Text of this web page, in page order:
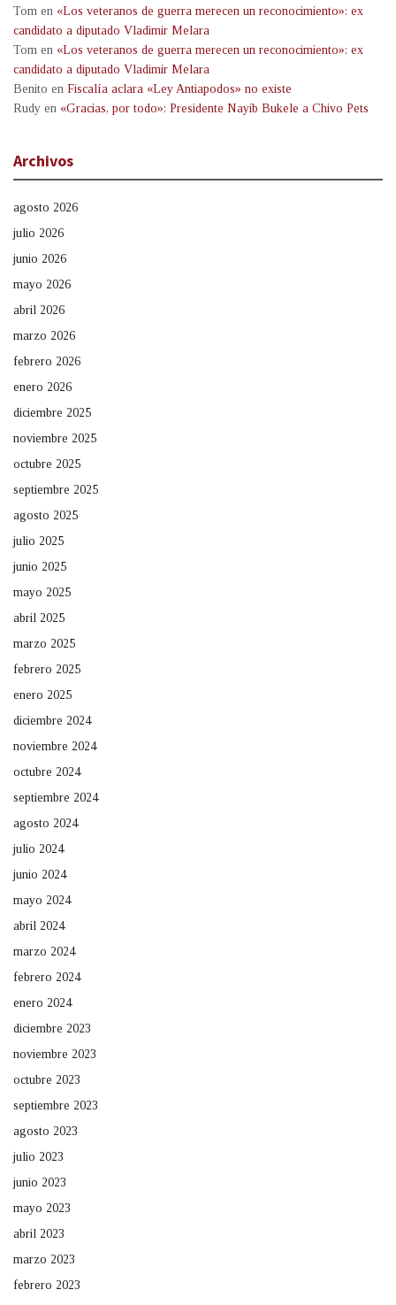
Tom en «Los veteranos de guerra merecen un reconocimiento»: ex
candidato a diputado Vladimir Melara
Tom en «Los veteranos de guerra merecen un reconocimiento»: ex
candidato a diputado Vladimir Melara
Benito en Fiscalía aclara «Ley Antiapodos» no existe
Rudy en «Gracias, por todo»: Presidente Nayib Bukele a Chivo Pets
Archivos
agosto 2026
julio 2026
junio 2026
mayo 2026
abril 2026
marzo 2026
febrero 2026
enero 2026
diciembre 2025
noviembre 2025
octubre 2025
septiembre 2025
agosto 2025
julio 2025
junio 2025
mayo 2025
abril 2025
marzo 2025
febrero 2025
enero 2025
diciembre 2024
noviembre 2024
octubre 2024
septiembre 2024
agosto 2024
julio 2024
junio 2024
mayo 2024
abril 2024
marzo 2024
febrero 2024
enero 2024
diciembre 2023
noviembre 2023
octubre 2023
septiembre 2023
agosto 2023
julio 2023
junio 2023
mayo 2023
abril 2023
marzo 2023
febrero 2023